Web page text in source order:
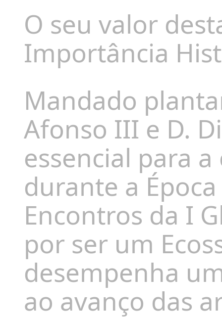
O seu valor
Importância
Mandado
Afonso III e D.
essencial para
durante a
Encontros da I
por ser um
desempenha
ao avanço das